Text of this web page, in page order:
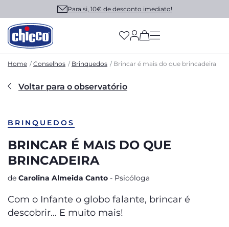
Para si, 10€ de desconto imediato!
(has more options
Home Conselhos Brinquedos Brincar é mais do que brincadeira
Voltar para o observatório
BRINQUEDOS
BRINCAR É MAIS DO QUE
BRINCADEIRA
de Carolina Almeida Canto - Psicóloga
Com o Infante o globo falante, brincar é
descobrir... E muito mais!